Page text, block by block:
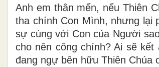
Anh em thân mến, nếu Thiên
tha chính Con Mình, nhưng lại
sự cùng với Con của Người
cho nên công chính? Ai sẽ
đang ngự bên hữu Thiên Chúa